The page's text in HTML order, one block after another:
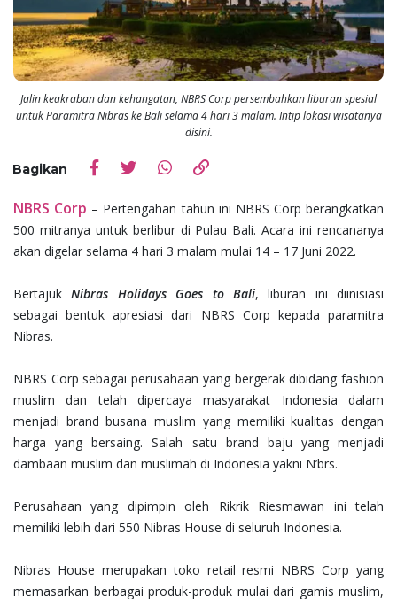
Jalin keakraban dan kehangatan, NBRS Corp persembahkan liburan spesial
untuk Paramitra Nibras ke Bali selama 4 hari 3 malam. Intip lokasi wisatanya
disini.
Bagikan
NBRS Corp – Pertengahan tahun ini NBRS Corp berangkatkan
500 mitranya untuk berlibur di Pulau Bali. Acara ini rencananya
akan digelar selama 4 hari 3 malam mulai 14 – 17 Juni 2022.
BertajukNibras Holidays Goes to Bali, liburan ini diinisiasi
sebagai bentuk apresiasi dari NBRS Corp kepada paramitra
Nibras.
NBRS Corp sebagai perusahaan yang bergerak dibidang fashion
muslim dan telah dipercaya masyarakat Indonesia dalam
menjadi brand busana muslim yang memiliki kualitas dengan
harga yang bersaing. Salah satu brand baju yang menjadi
dambaan muslim dan muslimah di Indonesia yakni N’brs.
Perusahaan yang dipimpin oleh Rikrik Riesmawan ini telah
memiliki lebih dari 550 Nibras House di seluruh Indonesia.
Nibras House merupakan toko retail resmi NBRS Corp yang
memasarkan berbagai produk-produk mulai dari gamis muslim,